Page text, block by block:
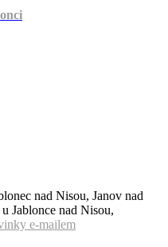
nad Nisou, Janov nad
Jablonce nad Nisou,
e-mailem